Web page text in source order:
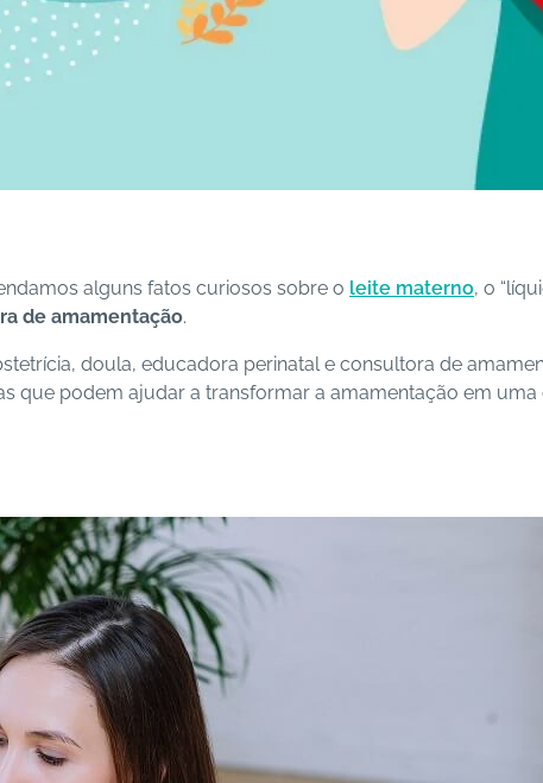
alguns fatos curiosos sobre o leite materno, o
de amamentação.
doula, educadora perinatal e consultora de
que podem ajudar a transformar a amamentação em